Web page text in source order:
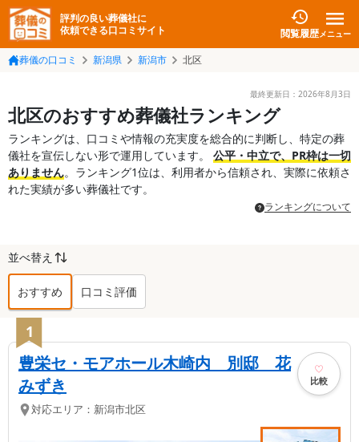
評判の良い葬儀社に
依頼できる口コミサイト
閲覧履歴メニュー
葬儀の口コミ 新潟県 新潟市 北区
最終更新日： 2026年8月3日
北区のおすすめ葬儀社ランキング
ランキングは、口コミや情報の充実度を総合的に判断し、特定の葬
儀社を宣伝しない形で運用しています。 公平・中立で、PR枠は一切
ありません。ランキング1位は、利用者から信頼され、実際に依頼さ
れた実績が多い葬儀社です。
ランキングについて
並べ替え
おすすめ 口コミ評価
北区
1
豊栄セ・モアホール木崎内 別邸 花
みずき
対応エリア： 新潟市北区
比較